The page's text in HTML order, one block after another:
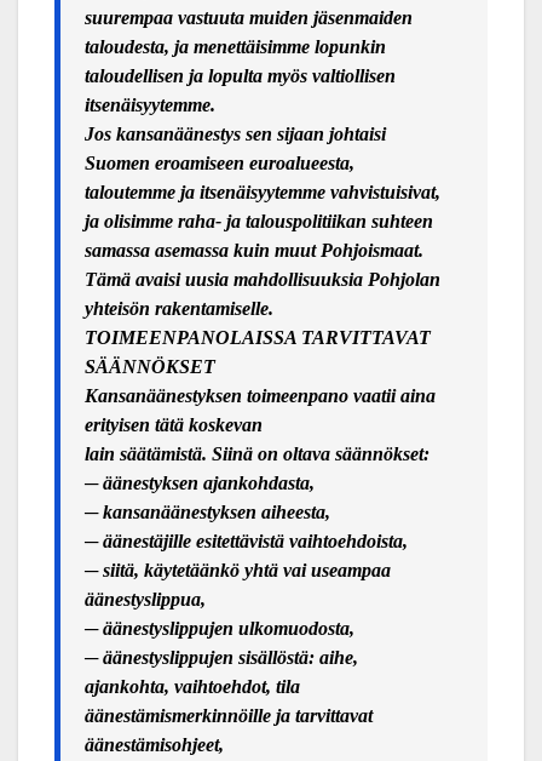
suurempaa vastuuta muiden jäsenmaiden
taloudesta, ja menettäisimme lopunkin
taloudellisen ja lopulta myös valtiollisen
itsenäisyytemme.
Jos kansanäänestys sen sijaan johtaisi
Suomen eroamiseen euroalueesta,
taloutemme ja itsenäisyytemme vahvistuisivat,
ja olisimme raha- ja talouspolitiikan suhteen
samassa asemassa kuin muut Pohjoismaat.
Tämä avaisi uusia mahdollisuuksia Pohjolan
yhteisön rakentamiselle.
TOIMEENPANOLAISSA TARVITTAVAT
SÄÄNNÖKSET
Kansanäänestyksen toimeenpano vaatii aina
erityisen tätä koskevan
lain säätämistä. Siinä on oltava säännökset:
─äänestyksen ajankohdasta,
─kansanäänestyksen aiheesta,
─äänestäjille esitettävistä vaihtoehdoista,
─siitä, käytetäänkö yhtä vai useampaa
äänestyslippua,
─äänestyslippujen ulkomuodosta,
─äänestyslippujen sisällöstä: aihe,
ajankohta, vaihtoehdot, tila
äänestämismerkinnöille ja tarvittavat
äänestämisohjeet,